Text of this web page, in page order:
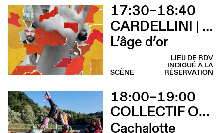
17:30–18:40
CARDELLINI | GONZALEZ
L’âge d’or
LIEU DE RDV
INDIQUÉ À LA
RÉSERVATION
SCÈNE
18:00–19:00
COLLECTIF OUINCH OUINCH
Cachalotte